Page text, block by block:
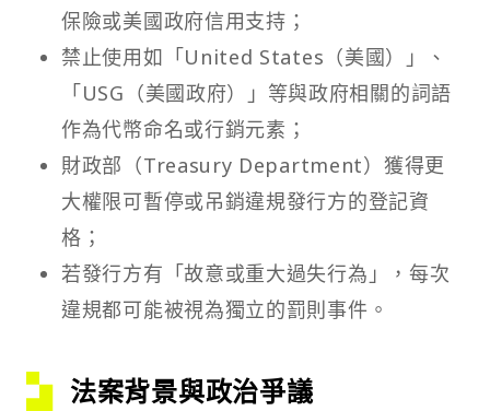
保險或美國政府信用支持；
禁止使用如「United States（美國）」、
「USG（美國政府）」等與政府相關的詞語
作為代幣命名或行銷元素；
財政部（Treasury Department）獲得更
大權限可暫停或吊銷違規發行方的登記資
格；
若發行方有「故意或重大過失行為」，每次
違規都可能被視為獨立的罰則事件。
法案背景與政治爭議